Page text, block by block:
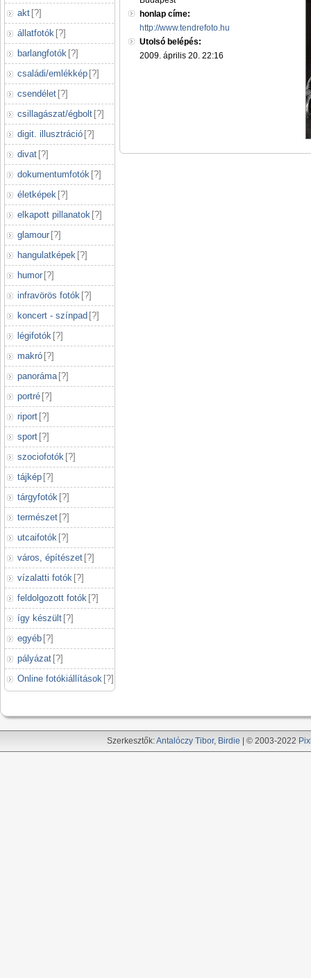
akt [?]
állatfotók [?]
barlangfotók [?]
családi/emlékkép [?]
csendélet [?]
csillagászat/égbolt [?]
digit. illusztráció [?]
divat [?]
dokumentumfotók [?]
életképek [?]
elkapott pillanatok [?]
glamour [?]
hangulatképek [?]
humor [?]
infravörös fotók [?]
koncert - színpad [?]
légifotók [?]
makró [?]
panoráma [?]
portré [?]
riport [?]
sport [?]
szociofotók [?]
tájkép [?]
tárgyfotók [?]
természet [?]
utcaifotók [?]
város, építészet [?]
vízalatti fotók [?]
feldolgozott fotók [?]
így készült [?]
egyéb [?]
pályázat [?]
Online fotókiállítások [?]
honlap címe:
http://www.tendrefoto.hu
Utolsó belépés:
2009. április 20. 22:16
Szerkesztők:Antalóczy Tibor, Birdie | © 2003-2022